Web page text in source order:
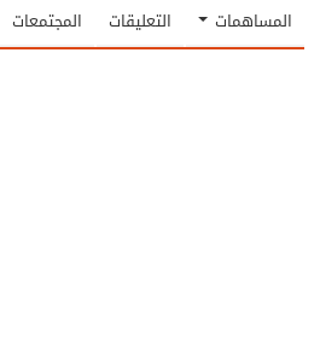
المساهمات التعليقات المجتمعات